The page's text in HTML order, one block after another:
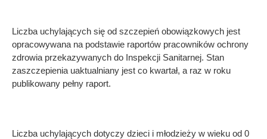
Liczba uchylających się od szczepień obowiązkowych jest
opracowywana na podstawie raportów pracowników ochrony
zdrowia przekazywanych do Inspekcji Sanitarnej. Stan
zaszczepienia uaktualniany jest co kwartał, a raz w roku
publikowany pełny raport.
Liczba uchylających dotyczy dzieci i młodzieży w wieku od 0